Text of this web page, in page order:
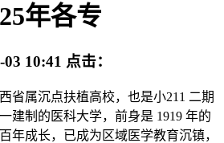
年各专
03 10:41 点击：
属沉点扶植高校，也是小211 二期
建制的医科大学，前身是 1919 年的
年成长，已成为区域医学教育沉镇，